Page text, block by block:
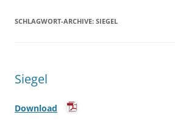
SCHLAGWORT-ARCHIVE: SIEGEL
Siegel
Download